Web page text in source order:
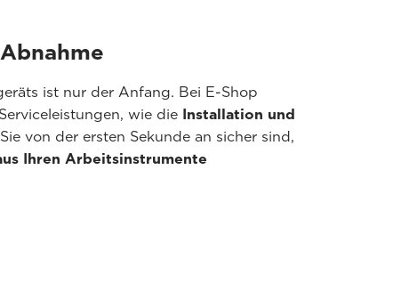
ist nur der Anfang. Bei E-Shop
wie die Installation und
von der ersten Sekunde an sicher sind,
Ihren Arbeitsinstrumente